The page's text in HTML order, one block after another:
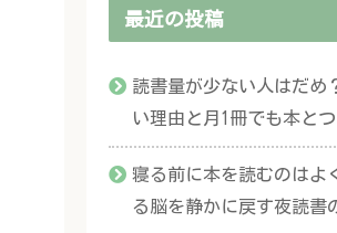
最近の投稿
読書量が少ない人はだめ
い理由と月1冊でも本と
寝る前に本を読むのはよ
る脳を静かに戻す夜読書